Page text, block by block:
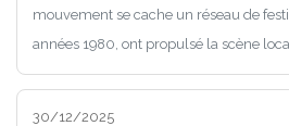
mouvement se cache un réseau de
années 1980, ont propulsé la scène
30/12/2025